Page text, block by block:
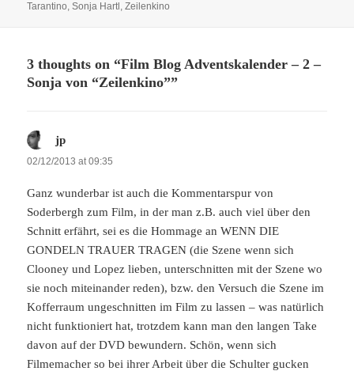
Tarantino,Sonja Hartl ,Zeilenkino
3 thoughts on “Film Blog Adventskalender – 2 –
Sonja von “Zeilenkino””
jp
02/12/2013 at 09:35
Ganz wunderbar ist auch die Kommentarspur von
Soderbergh zum Film, in der man z.B. auch viel über den
Schnitt erfährt, sei es die Hommage an WENN DIE
GONDELN TRAUER TRAGEN (die Szene wenn sich
Clooney und Lopez lieben, unterschnitten mit der Szene wo
sie noch miteinander reden), bzw. den Versuch die Szene im
Kofferraum ungeschnitten im Film zu lassen – was natürlich
nicht funktioniert hat, trotzdem kann man den langen Take
davon auf der DVD bewundern. Schön, wenn sich
Filmemacher so bei ihrer Arbeit über die Schulter gucken